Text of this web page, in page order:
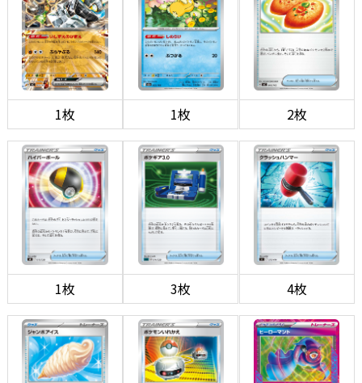
1枚 1枚 2枚
1枚 3枚 4枚